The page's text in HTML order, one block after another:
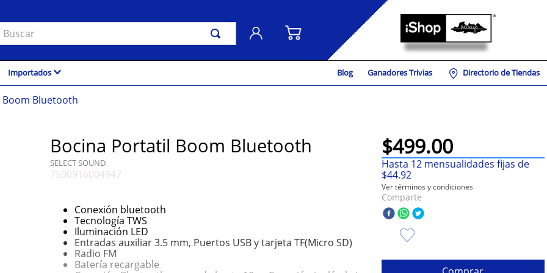
Importados Blog Ganadores Trivias Directorio de Tiendas
Bluetooth
Bocina Portatil Boom Bluetooth
SELECT SOUND
7500916004947
Conexión bluetooth
Tecnología TWS
Iluminación LED
Entradas auxiliar 3.5 mm, Puertos USB y tarjeta TF(Micro SD)
Radio FM
Batería recargable
$499.00
Hasta 12mensualidades fijas de
$44.92
Ver términos y condiciones
Comparte